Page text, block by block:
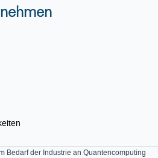
Bedarf der Industrie an Quantencomputing